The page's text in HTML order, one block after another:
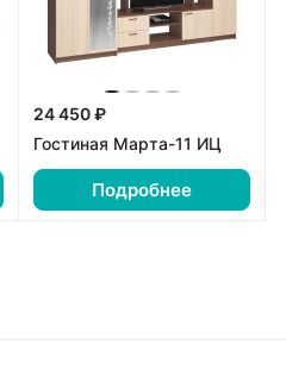
24 450 ₽
Гостиная Марта-11 ИЦ
Подробнее